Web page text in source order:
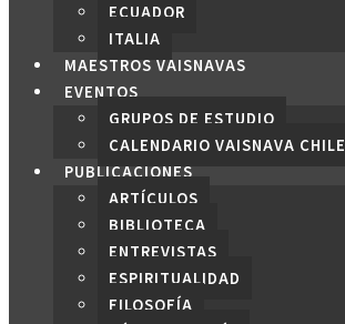
ECUADOR
ITALIA
MAESTROS VAISNAVAS
EVENTOS
GRUPOS DE ESTUDIO
CALENDARIO VAISNAVA CHILE
PUBLICACIONES
ARTÍCULOS
BIBLIOTECA
ENTREVISTAS
ESPIRITUALIDAD
FILOSOFÍA